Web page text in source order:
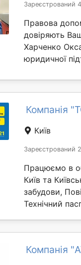
Зареєстрований
Правова
довіряють
Харченко
юридичної
Компанія
Київ
Зареєстрований
Працюємо в
Київ та
забудови,
Технічний
Компанія